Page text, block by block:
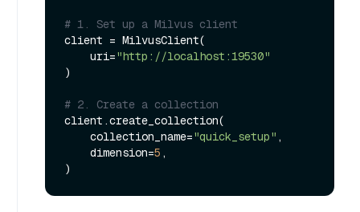
# 1. Set up a Milvus client
client = MilvusClient(
    uri=
"http://localhost:19530"
)
# 2. Create a collection
client.create_collection(
    collection_name=
"quick_setup" ,
    dimension=
5 ,